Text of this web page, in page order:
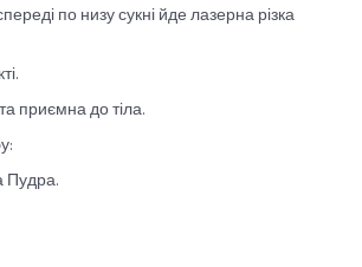
по низу сукні йде лазерна різка
приємна до тіла.
Пудра.